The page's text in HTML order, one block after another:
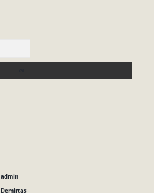
admin
Demirtaş